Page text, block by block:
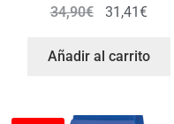
34,90€ 31,41€
Añadir al carrito